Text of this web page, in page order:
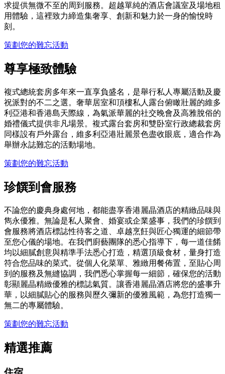
求提供無微不至的周到服務。超越單純的酒店會議室及場地租
用體驗，這裡致力締造集奢享、創新和魅力於一身的愉悅時
刻。
策劃您的難忘活動
尊享極致體驗
複式總統套房多年來一直享負盛名，是舉行私人專屬活動及慶
祝派對的不二之選。奢華居室和頂樓私人露台俯瞰壯麗的維多
利亞港和香港島天際線，為氣派華麗的社交晚會及高雅脫俗的
婚禮儀式提供非凡場景。複式露台套房和雙卧室行政總裁套房
同樣設有戶外露台，維多利亞港壯麗景色盡收眼底，適合作為
舉辦永誌難忘的活動場地。
策劃您的難忘活動
珍饌到會服務
不論您的慶典身處何地，都能盡享香港麗晶酒店的精緻品味與
雋永優雅。無論是私人聚會、婚宴或企業盛事，我們的珍饌到
會服務將酒店標誌性待客之道、卓越烹飪與匠心獨運的細節帶
至您心儀的場地。在我們廚藝團隊的悉心指導下，每一道佳餚
均以細膩創意與精準手法悉心打造，精選頂級食材，量身打造
符合您品味的菜式。從個人化菜單、雅緻用餐佈置，至貼心周
到的服務及無縫協調，我們悉心掌握每一細節，確保您的活動
彰顯麗晶精緻優雅的標誌氣質。讓香港麗晶酒店將您的盛事升
華，以細膩貼心的服務與歷久彌新的優雅風範，為您打造獨一
無二的專屬體驗。
策劃您的難忘活動
精選推薦